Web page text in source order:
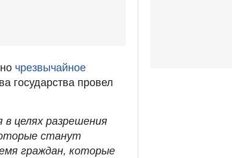
чрезвычайное
государства провел
в целях разрешения
станут
граждан, которые